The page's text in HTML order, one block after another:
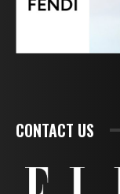
CONTACT US